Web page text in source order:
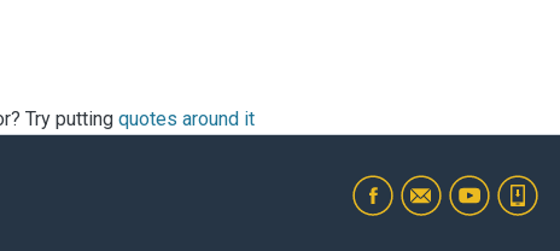
Try putting quotes around it